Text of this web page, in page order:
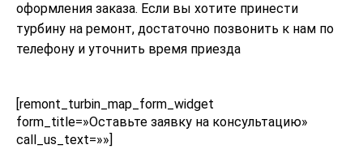
оформления заказа. Если вы хотите принести
турбину на ремонт, достаточно позвонить к нам по
телефону и уточнить время приезда
[remont_turbin_map_form_widget
form_title=»Оставьте заявку на консультацию»
call_us_text=»»]